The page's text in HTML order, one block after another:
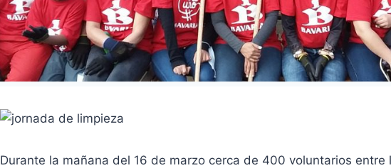
Durante la mañana del 16 de marzo cerca de 400 voluntarios entre